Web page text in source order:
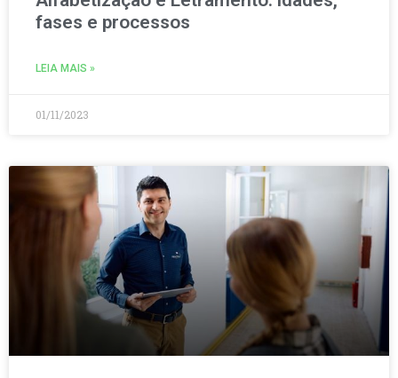
fases e processos
LEIA MAIS »
01/11/2023